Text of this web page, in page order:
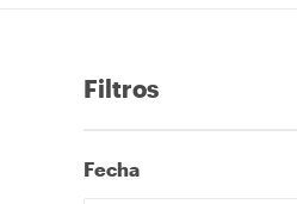
Filtros
Fecha